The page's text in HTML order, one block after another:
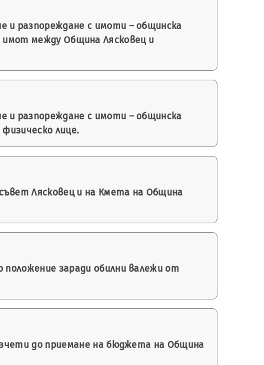
и разпореждане с имоти – общинска
имот между Община Лясковец и
и разпореждане с имоти – общинска
лице.
Лясковец и на Кмета на Община
положение заради обилни валежи от
до приемане на бюджета на Община